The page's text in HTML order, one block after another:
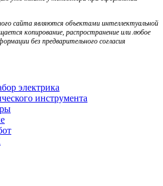
сайта являются объектами интеллектуальной
копирование, распространение или любое
без предварительного согласия
электрика
инструмента